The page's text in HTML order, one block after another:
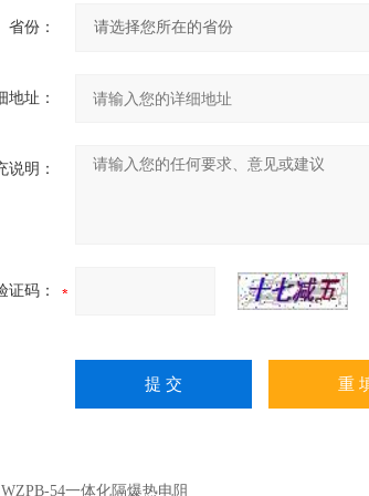
省份：
地址：
说明：
证码：
WZPB-54一体化隔爆热电阻